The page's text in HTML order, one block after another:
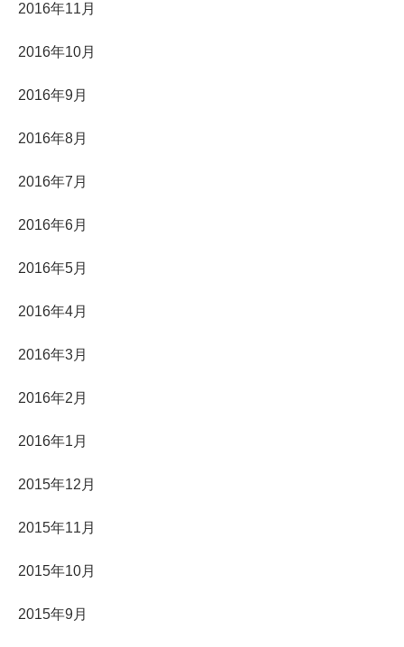
2016年11月
2016年10月
2016年9月
2016年8月
2016年7月
2016年6月
2016年5月
2016年4月
2016年3月
2016年2月
2016年1月
2015年12月
2015年11月
2015年10月
2015年9月